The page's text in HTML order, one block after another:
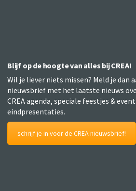
Blijf op de hoogte van alles bij CREA!
Wil je liever niets missen? Meld je dan
nieuwsbrief met het laatste nieuws
CREA agenda, speciale feestjes &
eindpresentaties.
schrijf je in voor de CREA nieuwsbrief!